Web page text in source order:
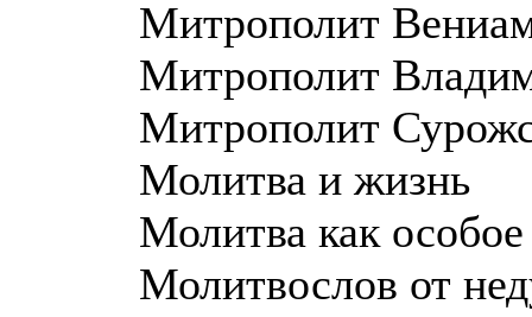
Митрополит
Митрополит
Митрополит
Молитва и жизнь
Молитва как
Молитвослов от